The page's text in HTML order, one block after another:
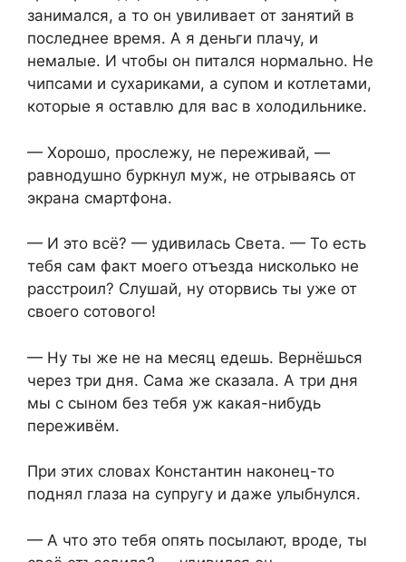
занимался, а то он увиливает от занятий в
последнее время. А я деньги плачу, и
немалые. И чтобы он питался нормально. Не
чипсами и сухариками, а супом и котлетами,
которые я оставлю для вас в холодильнике.
— Хорошо, прослежу, не переживай, —
равнодушно буркнул муж, не отрываясь от
экрана смартфона.
— И это всё? — удивилась Света. — То есть
тебя сам факт моего отъезда нисколько не
расстроил? Слушай, ну оторвись ты уже от
своего сотового!
— Ну ты же не на месяц едешь. Вернёшься
через три дня. Сама же сказала. А три дня
мы с сыном без тебя уж какая-нибудь
переживём.
При этих словах Константин наконец-то
поднял глаза на супругу и даже улыбнулся.
— А что это тебя опять посылают, вроде, ты